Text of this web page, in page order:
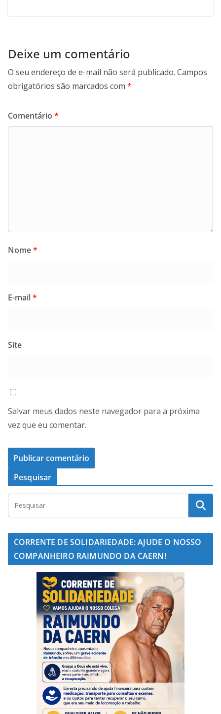
Deixe um comentário
O seu endereço de e-mail não será publicado. Campos
obrigatórios são marcados com *
Comentário *
Nome*
E-mail*
Site
Salvar meus dados neste navegador para a próxima
vez que eu comentar.
Pesquisar
CORRENTE DE SOLIDARIEDADE: AJUDE O NOSSO
COMPANHEIRO RAIMUNDO DA CAERN!